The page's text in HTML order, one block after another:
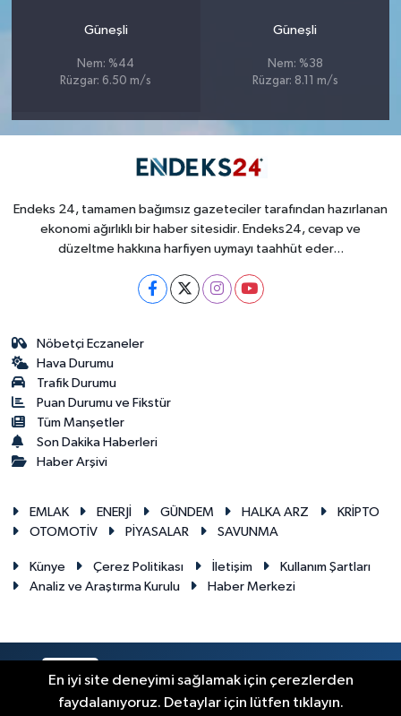
Güneşli
Nem: %44
Rüzgar: 6.50 m/s
Güneşli
Nem: %38
Rüzgar: 8.11 m/s
Endeks 24, tamamen bağımsız gazeteciler tarafından hazırlanan
ekonomi ağırlıklı bir haber sitesidir. Endeks24, cevap ve
düzeltme hakkına harfiyen uymayı taahhüt eder...
Nöbetçi Eczaneler
Hava Durumu
Trafik Durumu
Puan Durumu ve Fikstür
Tüm Manşetler
Son Dakika Haberleri
Haber Arşivi
EMLAK ENERJİ GÜNDEM HALKA ARZ
KRİPTO
OTOMOTİV
PİYASALAR SAVUNMA
Künye Çerez Politikası İletişim
Kullanım Şartları
Analiz ve Araştırma Kurulu
Haber Merkezi
RSS Copyright © 2026. Her hakkı saklıdır.
En iyi site deneyimi sağlamak için çerezlerden
faydalanıyoruz. Detaylar için lütfen tıklayın.